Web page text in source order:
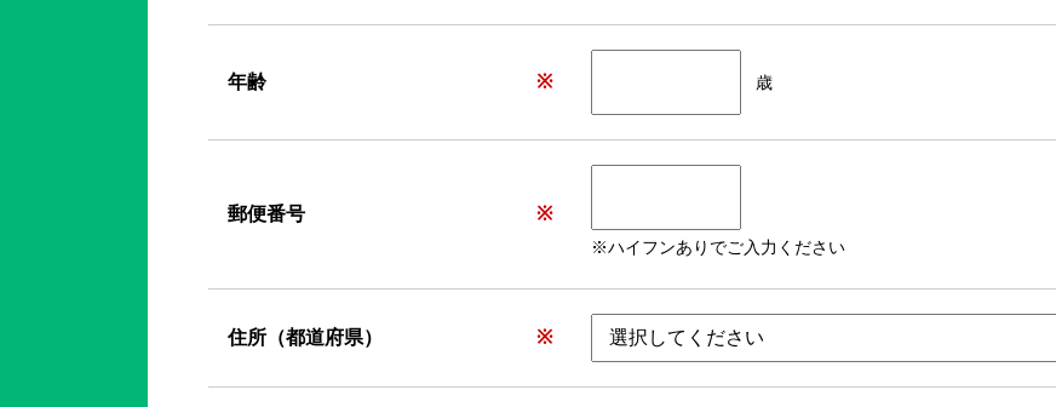
年齢 ※ 歳
郵便番号 ※
※ハイフンありでご入力ください
住所（都道府県） ※